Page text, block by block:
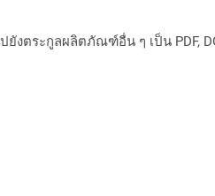
ะกูลผลิตภัณฑ์อื่น ๆ เป็น PDF,